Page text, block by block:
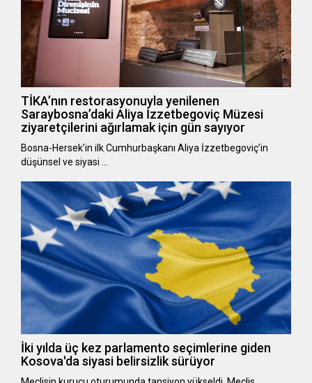
TİKA’nın restorasyonuyla yenilenen
Saraybosna’daki Aliya İzzetbegoviç Müzesi
ziyaretçilerini ağırlamak için gün sayıyor
Bosna-Hersek’in ilk Cumhurbaşkanı Aliya İzzetbegoviç’in
düşünsel ve siyasi …
İki yılda üç kez parlamento seçimlerine giden
Kosova'da siyasi belirsizlik sürüyor